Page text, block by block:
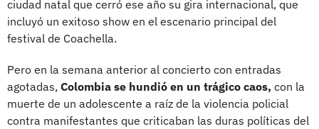
ciudad natal que cerró ese año su gira internacional, que
incluyó un exitoso show en el escenario principal del
festival de Coachella.
Pero en la semana anterior al concierto con entradas
agotadas, Colombia se hundió en un trágico caos, con la
muerte de un adolescente a raíz de la violencia policial
contra manifestantes que criticaban las duras políticas del